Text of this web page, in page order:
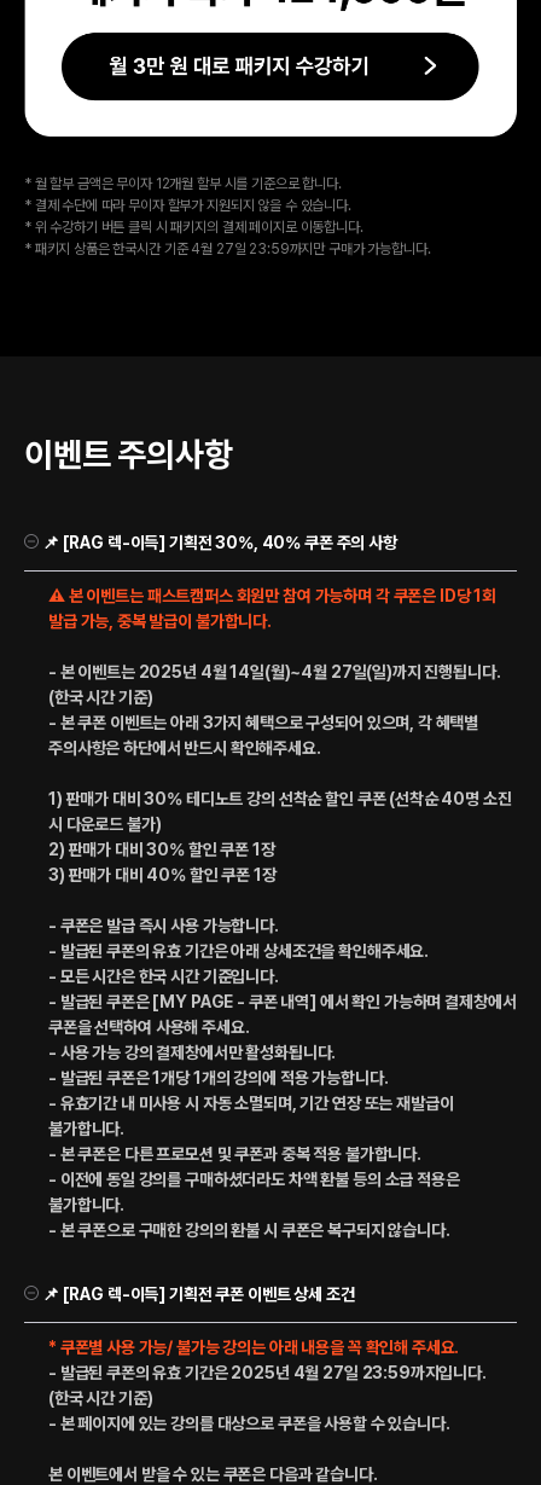
* 월 할부 금액은 무이자 12개월 할부 시를 기준으로 합니다.
* 결제 수단에 따라 무이자 할부가 지원되지 않을 수 있습니다.
* 위 수강하기 버튼 클릭 시 패키지의 결제 페이지로 이동합니다.
* 패키지 상품은 한국시간 기준 4월 27일 23:59까지만 구매가 가능합니다.
이벤트 주의사항
📌 [RAG 렉-이득] 기획전 30%, 40% 쿠폰 주의 사항
⚠ 본 이벤트는 패스트캠퍼스 회원만 참여 가능하며 각 쿠폰은 ID당 1회
발급 가능, 중복 발급이 불가합니다.
- 본 이벤트는 2025년 4월 14일(월)~4월 27일(일)까지 진행됩니다.
(한국 시간 기준)
- 본 쿠폰 이벤트는 아래 3가지 혜택으로 구성되어 있으며, 각 혜택별
주의사항은 하단에서 반드시 확인해주세요.
1) 판매가 대비 30% 테디노트 강의 선착순 할인 쿠폰 (선착순 40명 소진
시 다운로드 불가)
2) 판매가 대비 30% 할인 쿠폰 1장
3) 판매가 대비 40% 할인 쿠폰 1장
- 쿠폰은 발급 즉시 사용 가능합니다.
- 발급된 쿠폰의 유효 기간은 아래 상세조건을 확인해주세요.
- 모든 시간은 한국 시간 기준입니다.
- 발급된 쿠폰은 [MY PAGE - 쿠폰 내역] 에서 확인 가능하며 결제창에서
쿠폰을 선택하여 사용해 주세요.
- 사용 가능 강의 결제창에서만 활성화됩니다.
- 발급된 쿠폰은 1개당 1개의 강의에 적용 가능합니다.
- 유효기간 내 미사용 시 자동 소멸되며, 기간 연장 또는 재발급이
불가합니다.
- 본 쿠폰은 다른 프로모션 및 쿠폰과 중복 적용 불가합니다.
- 이전에 동일 강의를 구매하셨더라도 차액 환불 등의 소급 적용은
불가합니다.
- 본 쿠폰으로 구매한 강의의 환불 시 쿠폰은 복구되지 않습니다.
📌 [RAG 렉-이득] 기획전 쿠폰 이벤트 상세 조건
* 쿠폰별 사용 가능/ 불가능 강의는 아래 내용을 꼭 확인해 주세요.
- 발급된 쿠폰의 유효 기간은 2025년 4월 27일 23:59까지입니다.
(한국 시간 기준)
- 본 페이지에 있는 강의를 대상으로 쿠폰을 사용할 수 있습니다.
본 이벤트에서 받을 수 있는 쿠폰은 다음과 같습니다.